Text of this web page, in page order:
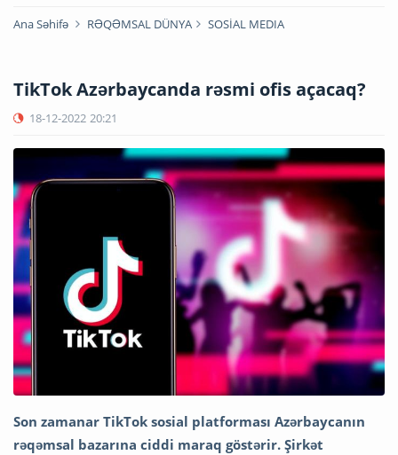
Ana Səhifə RƏQƏMSAL DÜNYA SOSİAL MEDIA
TikTok Azərbaycanda rəsmi ofis açacaq?
18-12-2022 20:21
Son zamanar TikTok sosial platforması Azərbaycanın
rəqəmsal bazarına ciddi maraq göstərir. Şirkət